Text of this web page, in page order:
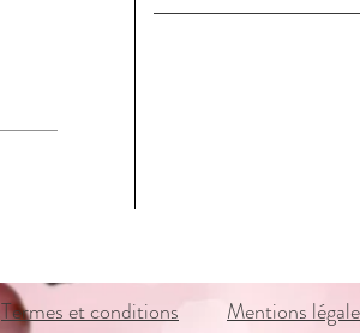
Termes et conditions Mentions